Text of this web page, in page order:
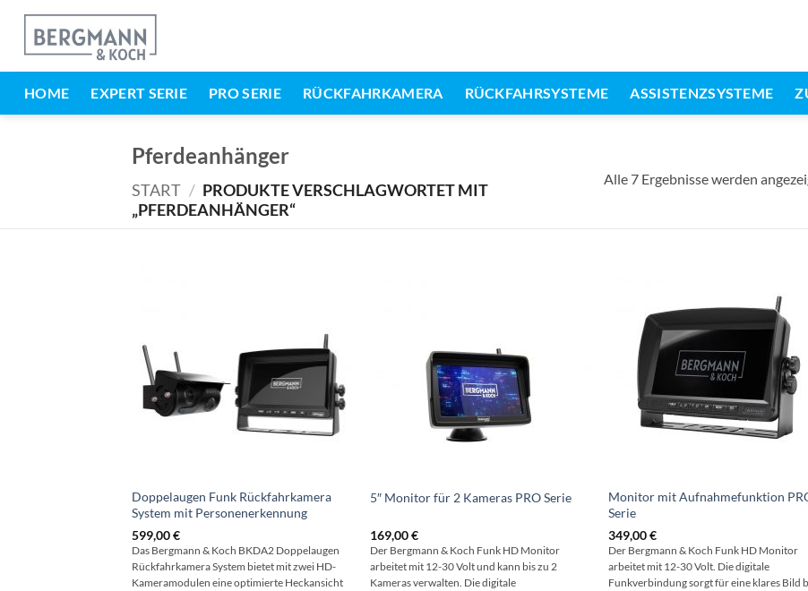
Zum
Inhalt
springen
HOME EXPERT SERIE PRO SERIE RÜCKFAHRKAMERA RÜCKFAHRSYSTEME ASSISTENZSYSTEME
Pferdeanhänger
START / PRODUKTE VERSCHLAGWORTET MIT
„PFERDEANHÄNGER“
Alle 7 Ergebnisse werden
Doppelaugen Funk Rückfahrkamera
System mit Personenerkennung
599,00€
Das Bergmann & Koch BKDA2 Doppelaugen
Rückfahrkamera System bietet mit zwei HD-
Kameramodulen eine optimierte Heckansicht
5″ Monitor für 2 Kameras PRO Serie
169,00€
Der Bergmann & Koch Funk HD Monitor
arbeitet mit 12-30 Volt und kann bis zu 2
Kameras verwalten. Die digitale
Monitor mit Aufnahmefunktion
Serie
349,00€
Der Bergmann & Koch Funk HD Monitor
arbeitet mit 12-30 Volt. Die digitale
Funkverbindung sorgt für eine klares Bild